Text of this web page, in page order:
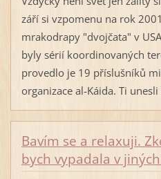
září si vzpomenu na rok
mrakodrapy "dvojčata" v
byly sérií koordinovaných
provedlo je 19 příslušníků
organizace al-Káida. Ti
Bavím se a relaxuji.
bych vypadala v